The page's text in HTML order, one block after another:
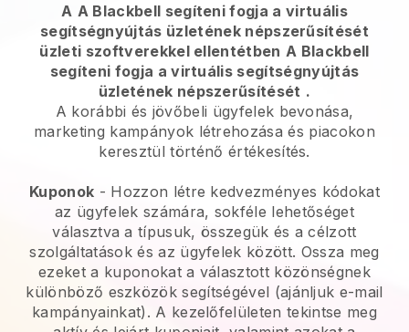
A A Blackbell segíteni fogja a virtuális
segítségnyújtás üzletének népszerűsítését
üzleti szoftverekkel ellentétben A Blackbell
segíteni fogja a virtuális segítségnyújtás
üzletének népszerűsítését .
A korábbi és jövőbeli ügyfelek bevonása,
marketing kampányok létrehozása és piacokon
keresztül történő értékesítés.
Kuponok - Hozzon létre kedvezményes kódokat
az ügyfelek számára, sokféle lehetőséget
választva a típusuk, összegük és a célzott
szolgáltatások és az ügyfelek között. Ossza meg
ezeket a kuponokat a választott közönségnek
különböző eszközök segítségével (ajánljuk e-mail
kampányainkat). A kezelőfelületen tekintse meg